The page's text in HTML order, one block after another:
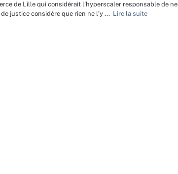
de Lille qui considérait l’hyperscaler responsable de ne
justice considère que rien ne l’y ... Lire la suite